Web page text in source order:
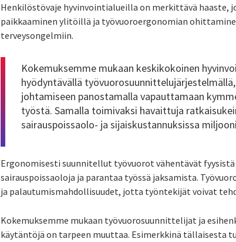
Henkilöstövaje hyvinvointialueilla on merkittävä haaste,
paikkaaminen ylitöillä ja työvuoroergonomian
terveysongelmiin.
Kokemuksemme mukaan keskikokoinen
hyödyntävällä työvuorosuunnittelujärjestelmällä
johtamiseen panostamalla vapauttamaan
työstä. Samalla toimivaksi havaittuja
sairauspoissaolo- ja sijaiskustannuksissa
Ergonomisesti suunnitellut työvuorot vähentävät
sairauspoissaoloja ja parantaa työssä jaksamista.
ja palautumismahdollisuudet, jotta työntekijät voivat
Kokemuksemme mukaan työvuorosuunnittelijat ja
käytäntöjä on tarpeen muuttaa. Esimerkkinä tällaisesta